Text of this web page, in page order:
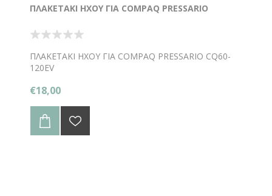
ΠΛΑΚΕΤΑΚΙ ΗΧΟΥ ΓΙΑ COMPAQ PRESSARIO
ΠΛΑΚΕΤΑΚΙ ΗΧΟΥ ΓΙΑ COMPAQ PRESSARIO CQ60-
120EV
€18,00